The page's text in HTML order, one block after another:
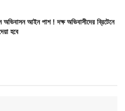
অভিবাসন আইন পাশ ! দক্ষ অভিবাসীদের ব্রিটেনে
হবে